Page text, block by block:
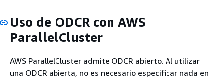
Uso de ODCR con AWS
ParallelCluster
AWS ParallelCluster admite ODCR abierto. Al utilizar
una ODCR abierta, no es necesario especificar nada en